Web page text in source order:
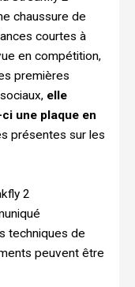
chaussure de
courtes à
en compétition,
premières
elle
une plaque en
présentes sur les
2
techniques de
peuvent être